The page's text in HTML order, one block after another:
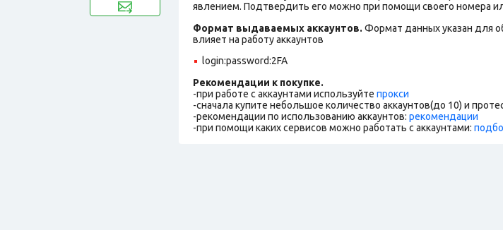
явлением. Подтвердить его можно при помощи своего номера
Формат выдаваемых аккаунтов. Формат данных указан для
влияет на работу аккаунтов
login:password:2FA
Рекомендации к покупке.
-при работе с аккаунтами используйте прокси
-сначала купите небольшое количество аккаунтов(до 10) и
-рекомендации по использованию аккаунтов: рекомендации
-при помощи каких сервисов можно работать с аккаунтами: